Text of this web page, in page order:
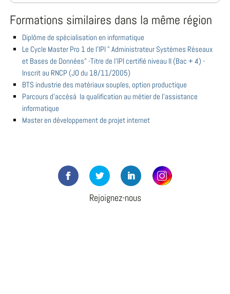
Formations similaires dans la même région
Diplôme de spécialisation en informatique
Le Cycle Master Pro 1 de l'IPI " Administrateur Systèmes Réseaux
et Bases de Données" -Titre de l'IPI certifié niveau II (Bac + 4) -
Inscrit au RNCP (JO du 18/11/2005)
BTS industrie des matériaux souples, option productique
Parcours d'accèsà la qualification au métier de l'assistance
informatique
Master en développement de projet internet
Rejoignez-nous